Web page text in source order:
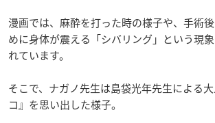
漫画では、麻酔を打った時の様子や、手術
めに身体が震える「シバリング」という現
れています。
そこで、ナガノ先生は島袋光年先生による
コ』を思い出した様子。